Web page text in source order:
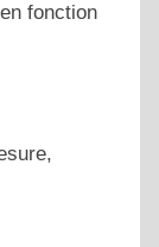
fonction